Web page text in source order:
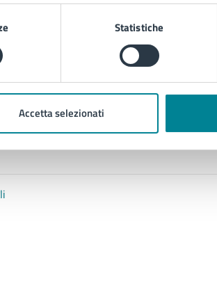
Statistiche
Accetta selezionati
Contenuti correlati